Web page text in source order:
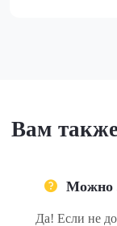
Вам
Можно
Да! Если не